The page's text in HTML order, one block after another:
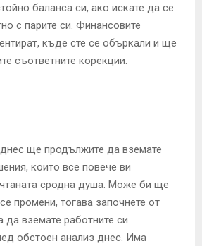
баланса си, ако искате да се
с парите си. Финансовите
къде сте се объркали и ще
съответните корекции.
ще продължите да вземате
които все повече ви
сродна душа. Може би ще
промени, тогава започнете от
вземате работните си
обстоен анализ днес. Има